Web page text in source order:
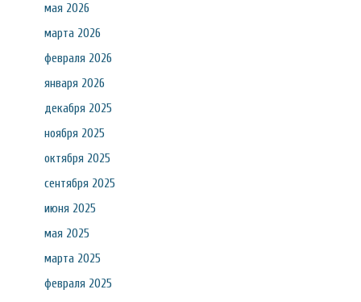
мая 2026
марта 2026
февраля 2026
января 2026
декабря 2025
ноября 2025
октября 2025
сентября 2025
июня 2025
мая 2025
марта 2025
февраля 2025